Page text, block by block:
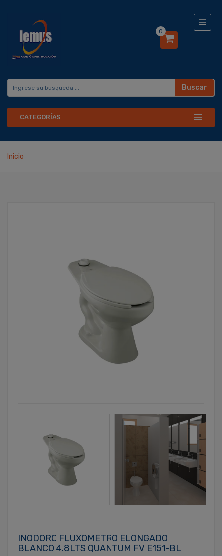
0
Buscar
CATEGORÍAS
Inicio
INODORO FLUXOMETRO ELONGADO
BLANCO 4.8LTS QUANTUM FV E151-BL